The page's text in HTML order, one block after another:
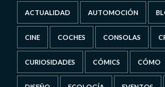
ACTUALIDAD AUTOMOCIÓN
CINE COCHES CONSOLAS
CURIOSIDADES CÓMICS CÓMO